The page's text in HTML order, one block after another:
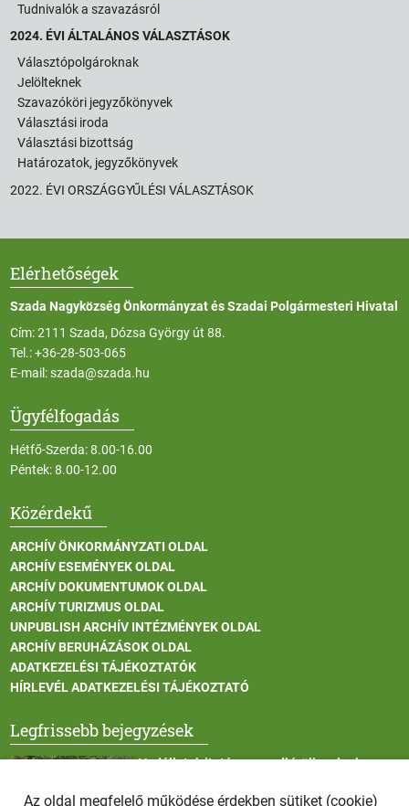
Tudnivalók a szavazásról
2024. ÉVI ÁLTALÁNOS VÁLASZTÁSOK
Választópolgároknak
Jelölteknek
Szavazóköri jegyzőkönyvek
Választási iroda
Választási bizottság
Határozatok, jegyzőkönyvek
2022. ÉVI ORSZÁGGYŰLÉSI VÁLASZTÁSOK
Elérhetőségek
Szada Nagyközség Önkormányzat és Szadai Polgármesteri Hivatal
Cím: 2111 Szada, Dózsa György út 88.
Tel.:+36-28-503-065
E-mail:szada@szada.hu
Ügyfélfogadás
Hétfő-Szerda: 8.00-16.00
Péntek: 8.00-12.00
Közérdekű
ARCHÍV ÖNKORMÁNYZATI OLDAL
ARCHÍV ESEMÉNYEK OLDAL
ARCHÍV DOKUMENTUMOK OLDAL
ARCHÍV TURIZMUS OLDAL
UNPUBLISH ARCHÍV INTÉZMÉNYEK OLDAL
ARCHÍV BERUHÁZÁSOK OLDAL
ADATKEZELÉSI TÁJÉKOZTATÓK
HÍRLEVÉL ADATKEZELÉSI TÁJÉKOZTATÓ
Legfrissebb bejegyzések
Vadállatok itatása a rendkívüli melegben
Az oldal megfelelő működése érdekben sütiket (cookie)